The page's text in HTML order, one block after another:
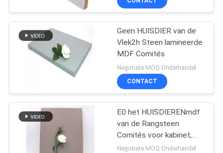
1220x2440×19Mm
Geen HUISDIER van de
Vlek2h Steen lamineerde
MDF Comités
Negotiate MOQ:Onderhandel
CONTACT
E0 het HUISDIERENmdf
van de Rangsteen
Comités voor kabinet,
vertoning, deur
Negotiate MOQ:Onderhandel